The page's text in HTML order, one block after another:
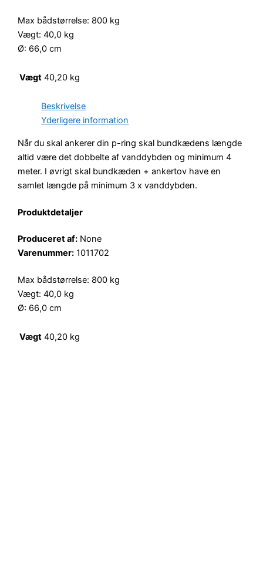
Max bådstørrelse: 800 kg
Vægt: 40,0 kg
Ø: 66,0 cm
Vægt 40,20 kg
Beskrivelse
Yderligere information
Når du skal ankerer din p-ring skal bundkædens længde
altid være det dobbelte af vanddybden og minimum 4
meter. I øvrigt skal bundkæden + ankertov have en
samlet længde på minimum 3 x vanddybden.
Produktdetaljer
Produceret af: None
Varenummer: 1011702
Max bådstørrelse: 800 kg
Vægt: 40,0 kg
Ø: 66,0 cm
Vægt 40,20 kg